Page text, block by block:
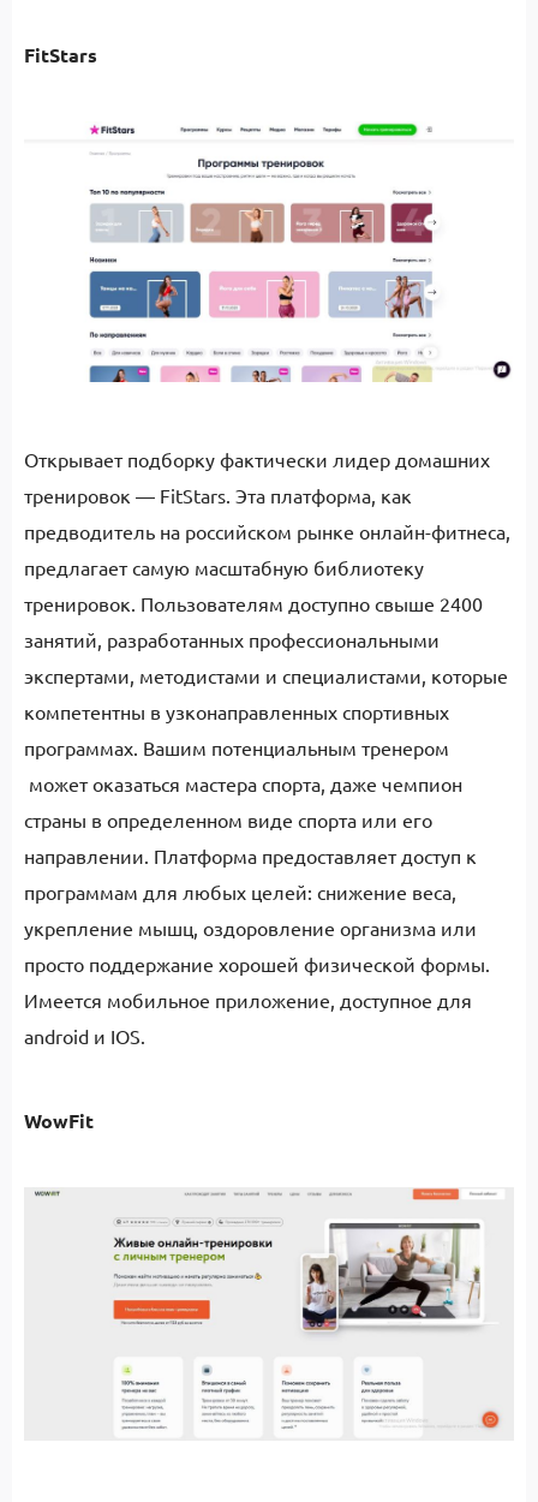
FitStars
Открывает подборку фактически лидер домашних
тренировок — FitStars. Эта платформа, как
предводитель на российском рынке онлайн-фитнеса,
предлагает самую масштабную библиотеку
тренировок. Пользователям доступно свыше 2400
занятий, разработанных профессиональными
экспертами, методистами и специалистами, которые
компетентны в узконаправленных спортивных
программах. Вашим потенциальным тренером
может оказаться мастера спорта, даже чемпион
страны в определенном виде спорта или его
направлении. Платформа предоставляет доступ к
программам для любых целей: снижение веса,
укрепление мышц, оздоровление организма или
просто поддержание хорошей физической формы.
Имеется мобильное приложение, доступное для
android и IOS.
WowFit